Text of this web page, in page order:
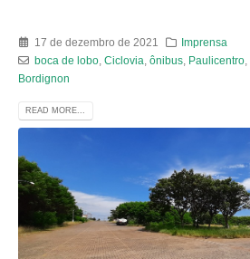
17 de dezembro de 2021
Imprensa
boca de lobo, Ciclovia ônibus, Paulicentro,
Bordignon
READ MORE...